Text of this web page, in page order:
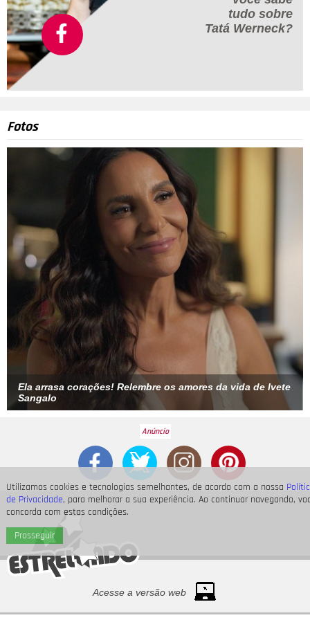
Utilizamos cookies e tecnologias semelhantes, de acordo com a nossa
de Privacidade, para melhorar a sua experiência. Ao continuar navegando,
concorda com estas condições.
Prosseguir
tudo sobre
Tatá Werneck?
Fotos
Ela arrasa corações! Relembre os amores da vida de Ivete
Sangalo
Acesse a versão web